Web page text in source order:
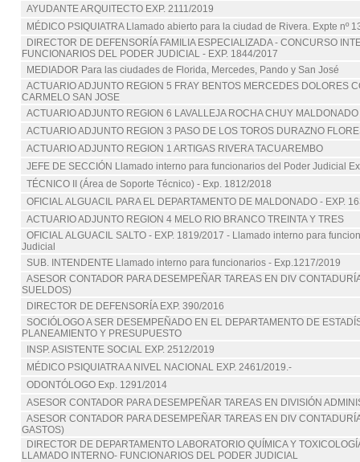
AYUDANTE ARQUITECTO EXP. 2111/2019
MÉDICO PSIQUIATRA Llamado abierto para la ciudad de Rivera. Expte nº
DIRECTOR DE DEFENSORÍA FAMILIA ESPECIALIZADA - CONCURSO
FUNCIONARIOS DEL PODER JUDICIAL - EXP. 1844/2017
MEDIADOR Para las ciudades de Florida, Mercedes, Pando y San José
ACTUARIO ADJUNTO REGION 5 FRAY BENTOS MERCEDES DOLORES
CARMELO SAN JOSE
ACTUARIO ADJUNTO REGION 6 LAVALLEJA ROCHA CHUY
ACTUARIO ADJUNTO REGION 3 PASO DE LOS TOROS DURAZNO
ACTUARIO ADJUNTO REGION 1 ARTIGAS RIVERA TACUAREMBO
JEFE DE SECCIÓN Llamado interno para funcionarios del Poder Judicial
TÉCNICO II (Área de Soporte Técnico) - Exp. 1812/2018
OFICIAL ALGUACIL PARA EL DEPARTAMENTO DE MALDONADO - EXP.
ACTUARIO ADJUNTO REGION 4 MELO RIO BRANCO TREINTA Y TRES
OFICIAL ALGUACIL SALTO - EXP. 1819/2017 - Llamado interno para
Judicial
SUB. INTENDENTE Llamado interno para funcionarios - Exp.1217/2019
ASESOR CONTADOR PARA DESEMPEÑAR TAREAS EN DIV
SUELDOS)
DIRECTOR DE DEFENSORÍA EXP. 390/2016
SOCIÓLOGO A SER DESEMPEÑADO EN EL DEPARTAMENTO DE
PLANEAMIENTO Y PRESUPUESTO
INSP. ASISTENTE SOCIAL EXP. 2512/2019
MÉDICO PSIQUIATRA A NIVEL NACIONAL EXP. 2461/2019.-
ODONTÓLOGO Exp. 1291/2014
ASESOR CONTADOR PARA DESEMPEÑAR TAREAS EN DIVISIÓN
ASESOR CONTADOR PARA DESEMPEÑAR TAREAS EN DIV
GASTOS)
DIRECTOR DE DEPARTAMENTO LABORATORIO QUÍMICA Y
LLAMADO INTERNO- FUNCIONARIOS DEL PODER JUDICIAL